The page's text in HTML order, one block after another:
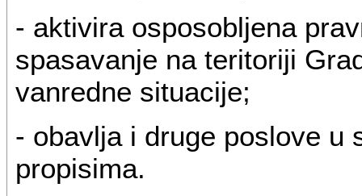
- aktivira osposobljena
spasavanje na teritoriji
vanredne situacije;
- obavlja i druge poslove u
propisima.